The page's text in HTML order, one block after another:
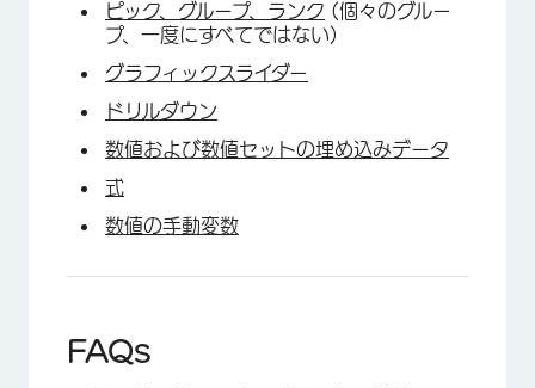
ピック、グループ、ランク (個々のグルー
プ、一度にすべてではない)
グラフィックスライダー
ドリルダウン
数値および数値セットの埋め込みデータ
式
数値の手動変数
FAQs